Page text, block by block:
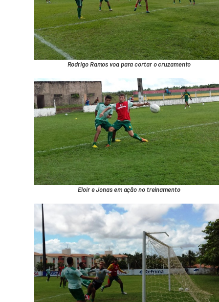
Rodrigo Ramos voa para cortar o cruzamento
Eloir e Jonas em ação no treinamento